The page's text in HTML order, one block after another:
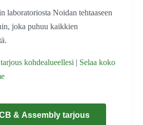
laboratoriosta Noidan tehtaaseen
joka puhuu kaikkien
kohdealueellesi | Selaa koko
& Assembly tarjous